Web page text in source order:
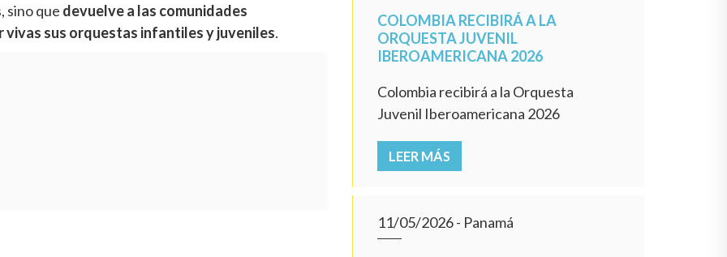
sino que devuelve a las comunidades
vivas sus orquestas infantiles y juveniles.
COLOMBIA RECIBIRÁ A LA
ORQUESTA JUVENIL
IBEROAMERICANA 2026
Colombia recibirá a la Orquesta
Juvenil Iberoamericana 2026
LEER MÁS
11/05/2026- Panamá